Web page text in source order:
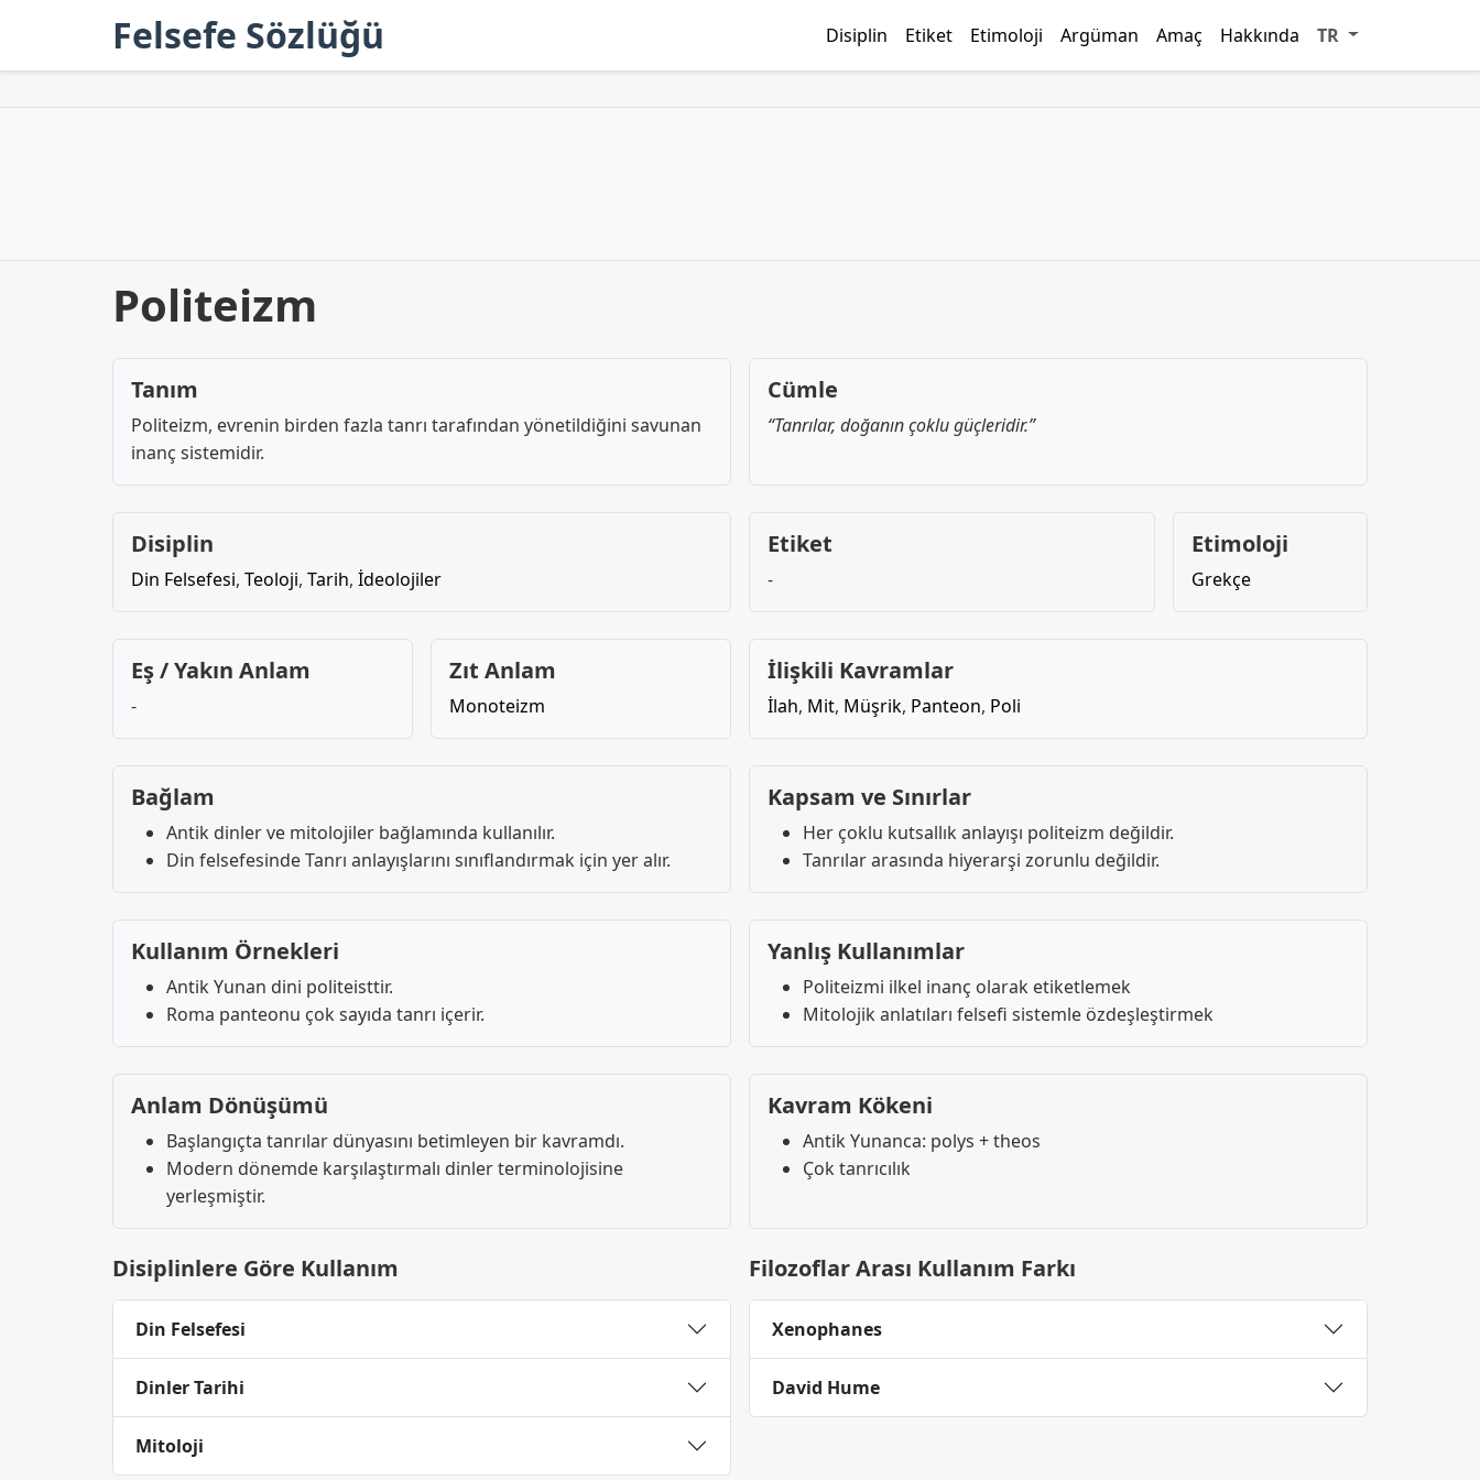
Felsefe Sözlüğü Disiplin Etiket Etimoloji Argüman Amaç Hakkında TR
Politeizm
Tanım
Politeizm, evrenin birden fazla tanrı tarafından yönetildiğini savunan
inanç sistemidir.
Cümle
“Tanrılar, doğanın çoklu güçleridir.”
Disiplin
Din Felsefesi, Teoloji, Tarih, İdeolojiler
Etiket
-
Etimoloji
Grekçe
Eş / Yakın Anlam
-
Zıt Anlam
Monoteizm
İlişkili Kavramlar
İlah, Mit, Müşrik, Panteon, Poli
Bağlam
Antik dinler ve mitolojiler bağlamında kullanılır.
Din felsefesinde Tanrı anlayışlarını sınıflandırmak için yer alır.
Kapsam ve Sınırlar
Her çoklu kutsallık anlayışı politeizm değildir.
Tanrılar arasında hiyerarşi zorunlu değildir.
Kullanım Örnekleri
Antik Yunan dini politeisttir.
Roma panteonu çok sayıda tanrı içerir.
Yanlış Kullanımlar
Politeizmi ilkel inanç olarak etiketlemek
Mitolojik anlatıları felsefi sistemle özdeşleştirmek
Anlam Dönüşümü
Başlangıçta tanrılar dünyasını betimleyen bir kavramdı.
Modern dönemde karşılaştırmalı dinler terminolojisine
yerleşmiştir.
Kavram Kökeni
Antik Yunanca: polys + theos
Çok tanrıcılık
Disiplinlere Göre Kullanım
Din Felsefesi
Dinler Tarihi
Mitoloji
Filozoflar Arası Kullanım Farkı
Xenophanes
David Hume